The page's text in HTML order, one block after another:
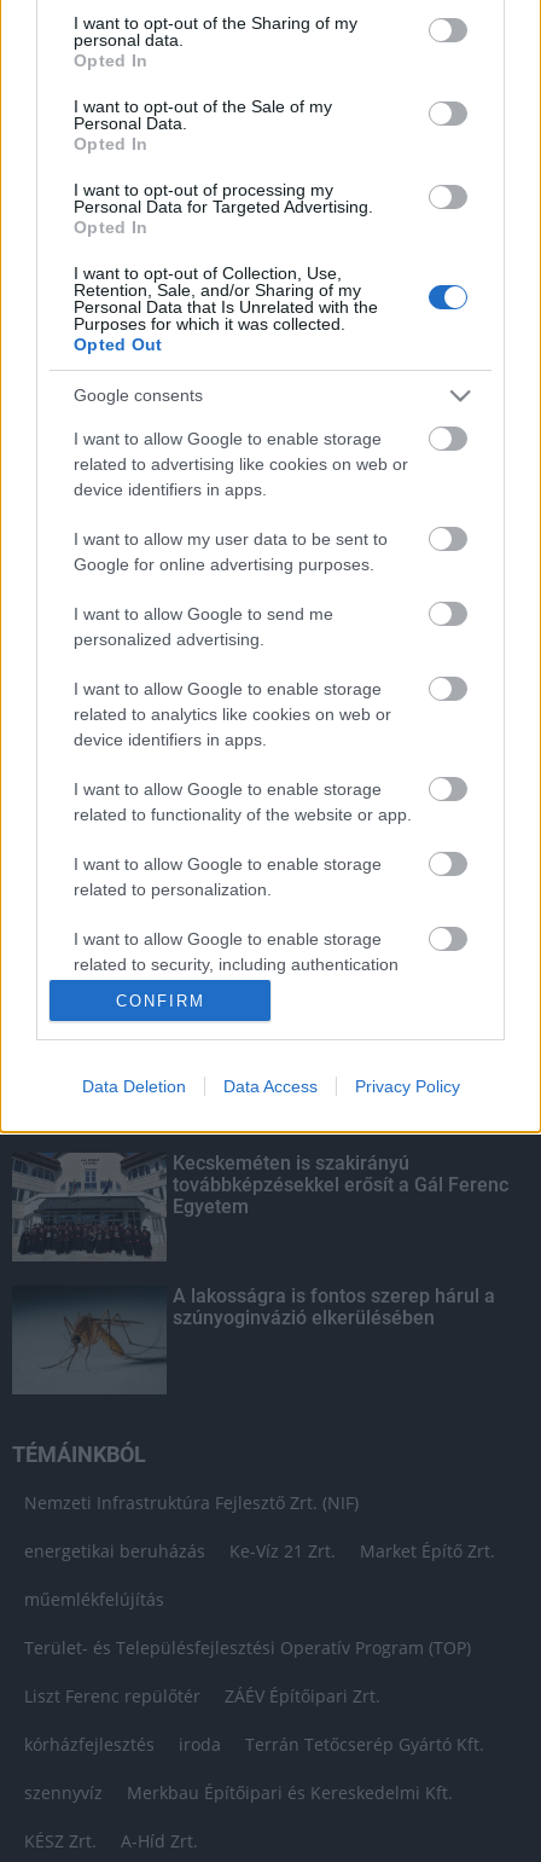
not limited to your visit or usage behaviour. You may click to
grant or deny consent to Google and its third-party tags to
use your data for below specified purposes in below Google
consent section.
I want to opt-out of the Sharing of my
personal data.
Opted In
I want to opt-out of the Sale of my
Personal Data.
Opted In
I want to opt-out of processing my
Personal Data for Targeted Advertising.
Opted In
I want to opt-out of Collection, Use,
Retention, Sale, and/or Sharing of my
Personal Data that Is Unrelated with the
Purposes for which it was collected.
Opted Out
Google consents
I want to allow Google to enable storage
related to advertising like cookies on web or
device identifiers in apps.
I want to allow my user data to be sent to
Google for online advertising purposes.
I want to allow Google to send me
personalized advertising.
I want to allow Google to enable storage
related to analytics like cookies on web or
device identifiers in apps.
I want to allow Google to enable storage
related to functionality of the website or app.
I want to allow Google to enable storage
related to personalization.
I want to allow Google to enable storage
related to security, including authentication
CONFIRM
Data Deletion Data Access Privacy Policy
másodfokúra csökken a riasztás
HIRDETÉS
Paks II.: Mit jelent az 5. blokk új
mérföldköve a felülvizsgálat
árnyékában?
Fontos a postaládákba költöző
széncinegék védelme
Amire többmillióan vártunk: szombattól
másodfokúra csökken a riasztás
KIEMELT
Megérkezett az eső a Duna
Kecskeméten is szakirányú
továbbképzésekkel erősít a Gál Ferenc
Egyetem
A lakosságra is fontos szerep hárul a
szúnyoginvázió elkerülésében
TÉMÁINKBÓL
Nemzeti Infrastruktúra Fejlesztő Zrt. (NIF)
energetikai beruházás Ke-Víz 21 Zrt. Market Építő Zrt.
műemlékfelújítás
Terület- és Településfejlesztési Operatív Program (TOP)
Liszt Ferenc repülőtér ZÁÉV Építőipari Zrt.
kórházfejlesztés iroda Terrán Tetőcserép Gyártó Kft.
szennyvíz Merkbau Építőipari és Kereskedelmi Kft.
KÉSZ Zrt. A-Híd Zrt.